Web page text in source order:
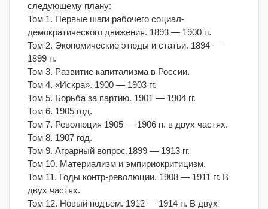
следующему плану:
Том 1. Первые шаги рабочего социал-
демократического движения. 1893 — 1900 гг.
Том 2. Экономические этюды и статьи. 1894 —
1899 гг.
Том 3. Развитие капитализма в России.
Том 4. «Искра». 1900 — 1903 гг.
Том 5. Борьба за партию. 1901 — 1904 гг.
Том 6. 1905 год.
Том 7. Революция 1905 — 1906 гг. в двух частях.
Том 8. 1907 год.
Том 9. Аграрный вопрос.1899 — 1913 гг.
Том 10. Материализм и эмпириокритицизм.
Том 11. Годы контр-революции. 1908 — 1911 гг. В
двух частях.
Том 12. Новый подъем. 1912 — 1914 гг. В двух